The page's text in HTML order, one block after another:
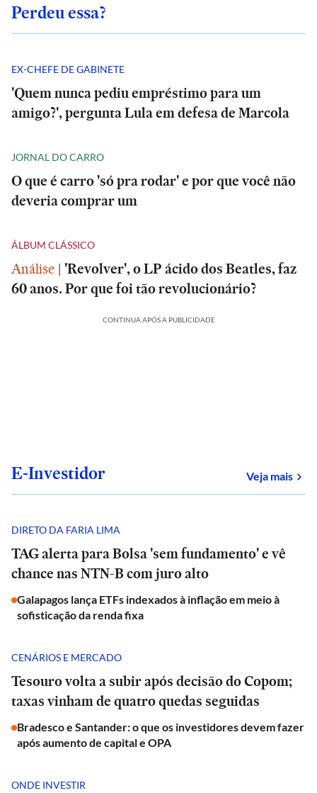
Perdeu essa?
EX-CHEFE DE GABINETE
'Quem nunca pediu empréstimo para um
amigo?', pergunta Lula em defesa de Marcola
JORNAL DO CARRO
O que é carro 'só pra rodar' e por que você não
deveria comprar um
ÁLBUM CLÁSSICO
Análise | 'Revolver', o LP ácido dos Beatles, faz
60 anos. Por que foi tão revolucionário?
CONTINUA APÓS A PUBLICIDADE
E-Investidor Veja mais
DIRETO DA FARIA LIMA
TAG alerta para Bolsa 'sem fundamento' e vê
chance nas NTN-B com juro alto
Galapagos lança ETFs indexados à inflação em meio à
sofisticação da renda fixa
CENÁRIOS E MERCADO
Tesouro volta a subir após decisão do Copom;
taxas vinham de quatro quedas seguidas
Bradesco e Santander: o que os investidores devem fazer
após aumento de capital e OPA
ONDE INVESTIR